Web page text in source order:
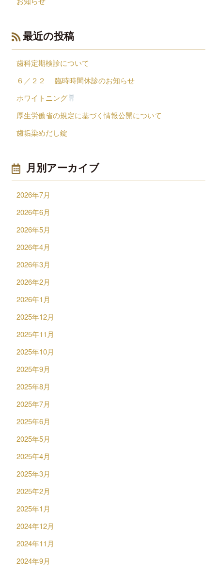
最近の投稿
歯科定期検診について
６／２２ 臨時時間休診のお知らせ
ホワイトニング
厚生労働省の規定に基づく情報公開について
歯垢染めだし錠
月別アーカイブ
2026年7月
2026年6月
2026年5月
2026年4月
2026年3月
2026年2月
2026年1月
2025年12月
2025年11月
2025年10月
2025年9月
2025年8月
2025年7月
2025年6月
2025年5月
2025年4月
2025年3月
2025年2月
2025年1月
2024年12月
2024年11月
2024年9月